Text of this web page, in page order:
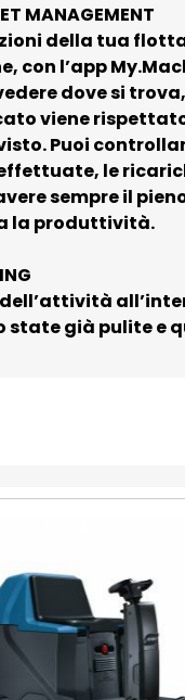
MANAGEMENT
della tua
con l’app
dove si
viene
Puoi
le
sempre il
la produttività.
state già pulite e